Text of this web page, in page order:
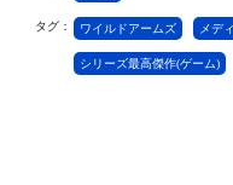
タグ： ワイルドアームズ メデ
シリーズ最高傑作(ゲーム)